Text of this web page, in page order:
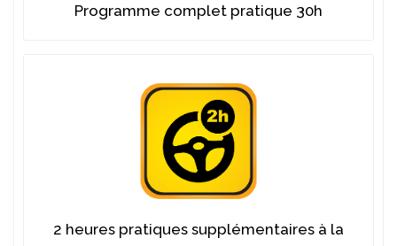
Programme complet pratique 30h
2 heures pratiques supplémentaires à la